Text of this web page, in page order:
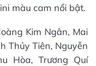
màu cam nổi bật.
Kim Ngân, Mai
Thủy Tiên, Nguyễn
Hòa, Trương Quí